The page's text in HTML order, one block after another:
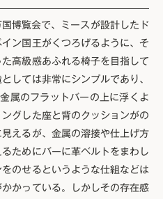
博覧会で、ミースが設計したド
ン国王がくつろげるように、そ
高級感あふれる椅子を目指して
しては非常にシンプルであり、
属のフラットバーの上に浮くよ
グした座と背のクッションがの
えるが、金属の溶接や仕上げ方
ためにバーに革ベルトをまわし
のせるというような仕組などは
かっている。しかしその存在感